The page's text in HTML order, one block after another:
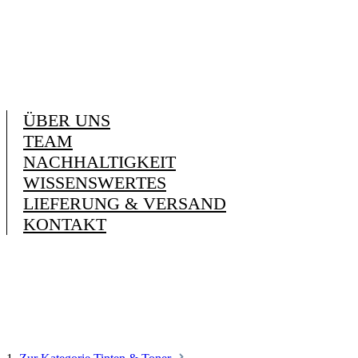
ÜBER UNS
TEAM
NACHHALTIGKEIT
WISSENSWERTES
LIEFERUNG & VERSAND
KONTAKT